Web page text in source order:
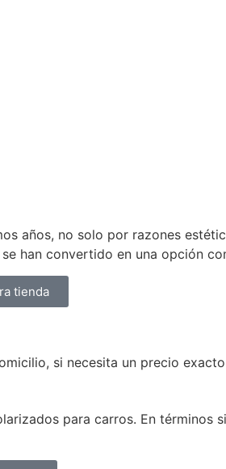
años, no solo por razones
han convertido en una opción
tienda
si necesita un precio
para carros. En términos